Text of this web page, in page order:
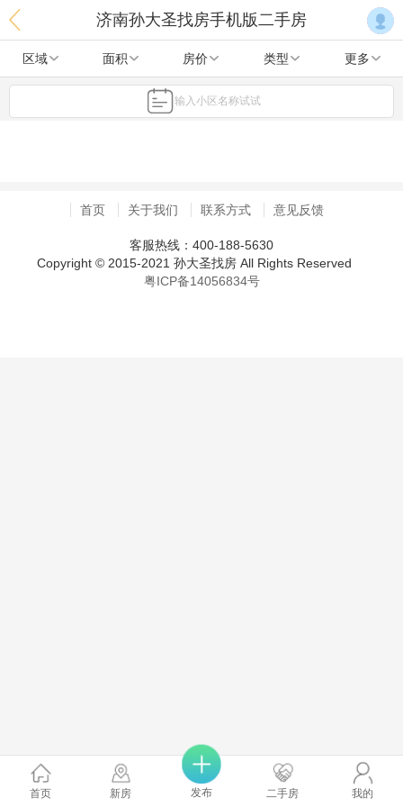
济南孙大圣找房手机版二手房
区域 面积 房价 类型 更多
输入小区名称试试
首页 新房 发布 二手房 我的
首页 关于我们 联系方式 意见反馈
客服热线：400-188-5630
Copyright © 2015-2021 孙大圣找房 All Rights Reserved
粤ICP备14056834号